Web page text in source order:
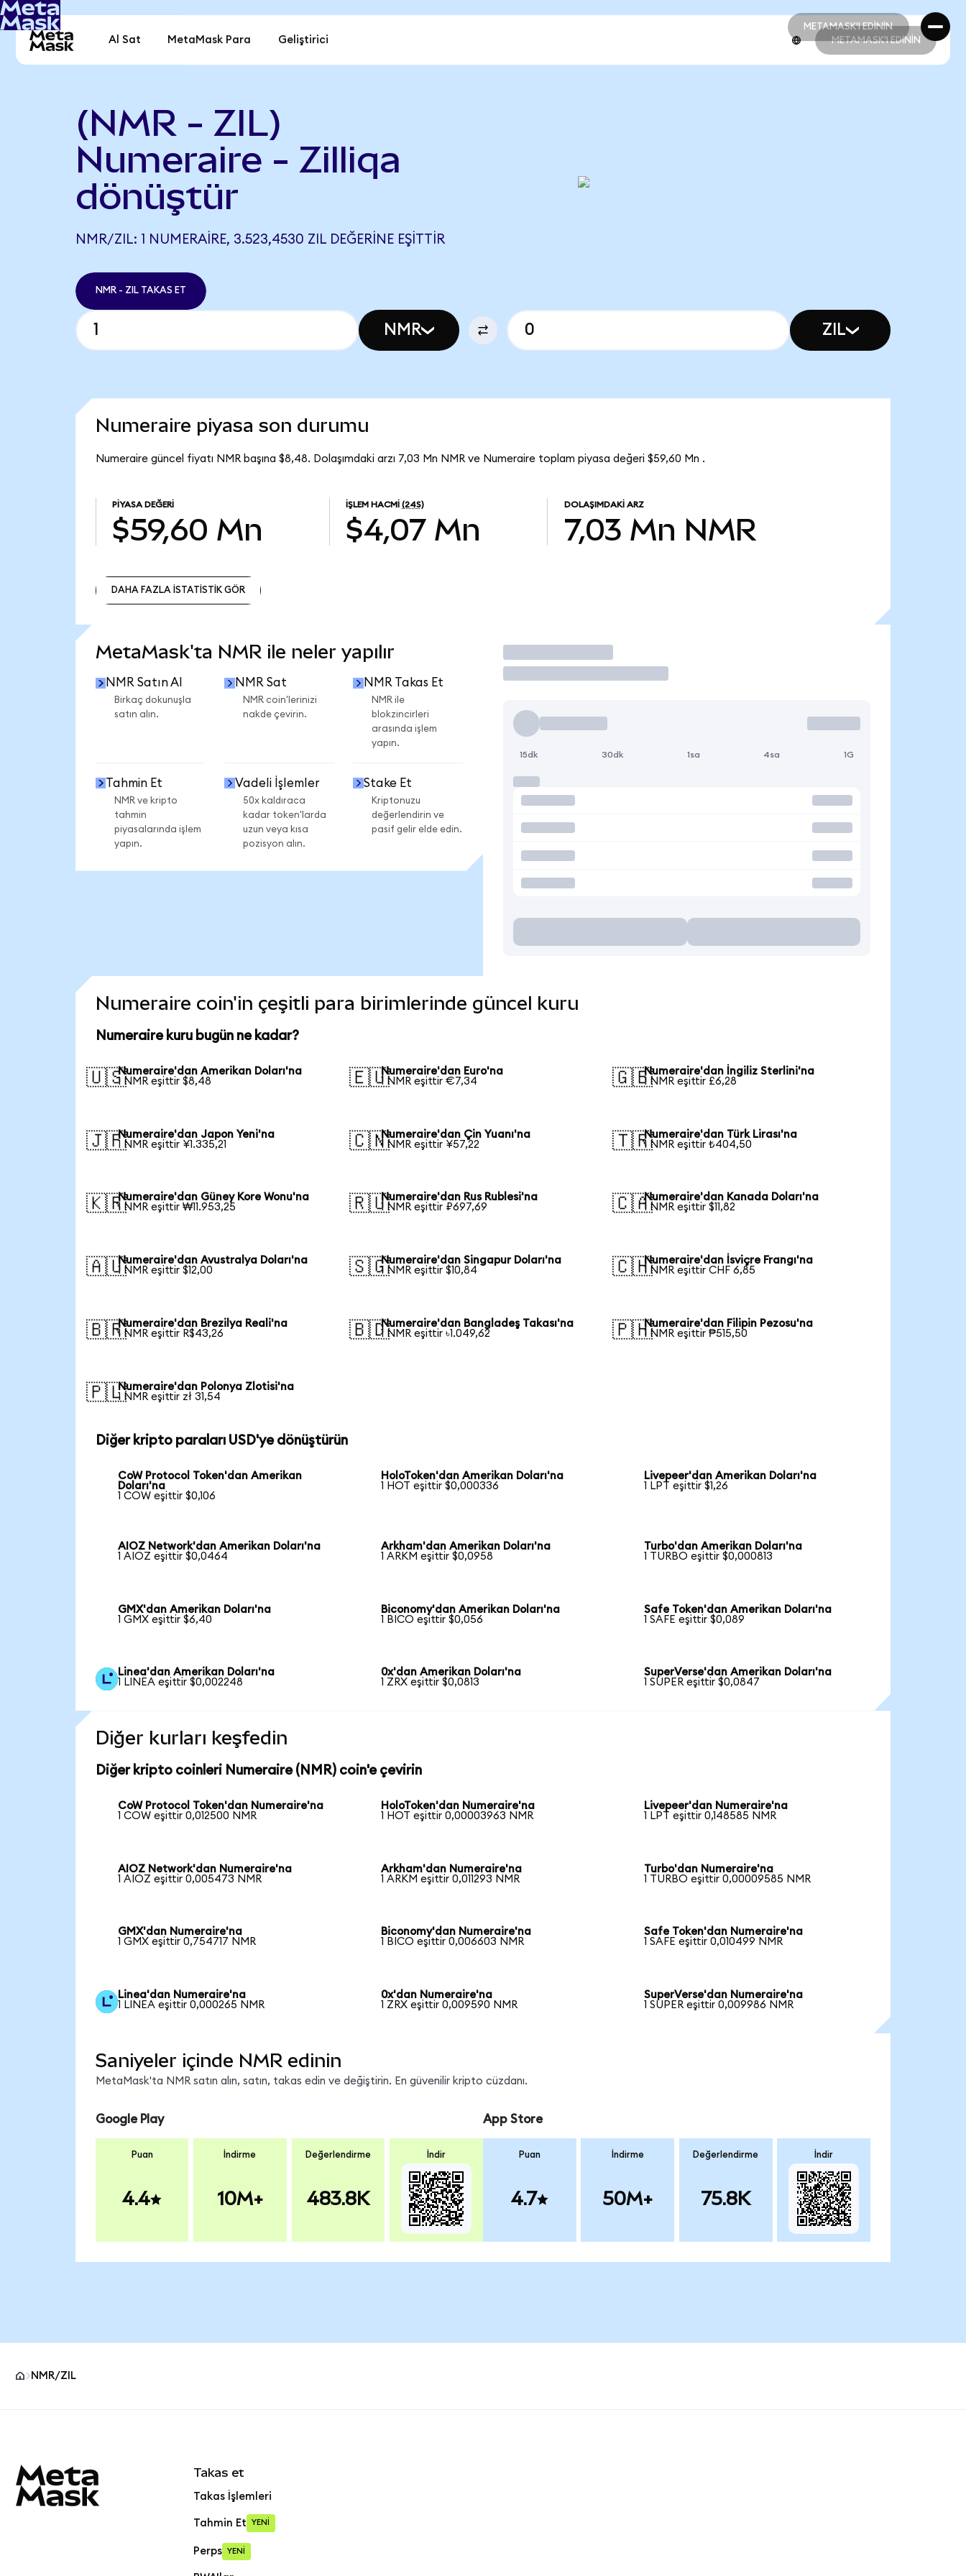
METAMASK'I EDİNİN
METAMASK'I EDİNİN
Al Sat MetaMask Para Geliştirici METAMASK'I EDİNİN
(NMR - ZIL)
Numeraire - Zilliqa
dönüştür
NMR/ZIL: 1 NUMERAIRE, 3.523,4530 ZIL DEĞERINE EŞITTIR
NMR - ZIL TAKAS ET
NMR ZIL
Numeraire piyasa son durumu
Numeraire güncel fiyatı NMR başına $8,48. Dolaşımdaki arzı 7,03 Mn NMR ve Numeraire toplam piyasa değeri $59,60 Mn .
PIYASA DEĞERI
$59,60 Mn
İŞLEM HACMI (24S)
$4,07 Mn
DOLAŞIMDAKI ARZ
7,03 Mn NMR
DAHA FAZLA İSTATİSTİK GÖR
MetaMask'ta NMR ile neler yapılır
NMR Satın Al
Birkaç dokunuşla
satın alın.
NMR Sat
NMR coin'lerinizi
nakde çevirin.
NMR Takas Et
NMR ile
blokzincirleri
arasında işlem
yapın.
Tahmin Et
NMR ve kripto
tahmin
piyasalarında işlem
yapın.
Vadeli İşlemler
50x kaldıraca
kadar token'larda
uzun veya kısa
pozisyon alın.
Stake Et
Kriptonuzu
değerlendirin ve
pasif gelir elde edin.
İşlem Yap
15dk 30dk 1sa 4sa 1G
Numeraire coin'in çeşitli para birimlerinde güncel kuru
Numeraire kuru bugün ne kadar?
🇺🇸Numeraire'dan Amerikan Doları'na
1 NMR eşittir $8,48
🇪🇺Numeraire'dan Euro'na
1 NMR eşittir €7,34
🇬🇧Numeraire'dan İngiliz Sterlini'na
1 NMR eşittir £6,28
🇯🇵Numeraire'dan Japon Yeni'na
1 NMR eşittir ¥1.335,21
🇨🇳Numeraire'dan Çin Yuanı'na
1 NMR eşittir ¥57,22
🇹🇷Numeraire'dan Türk Lirası'na
1 NMR eşittir ₺404,50
🇰🇷Numeraire'dan Güney Kore Wonu'na
1 NMR eşittir ₩11.953,25
🇷🇺Numeraire'dan Rus Rublesi'na
1 NMR eşittir ₽697,69
🇨🇦Numeraire'dan Kanada Doları'na
1 NMR eşittir $11,82
🇦🇺Numeraire'dan Avustralya Doları'na
1 NMR eşittir $12,00
🇸🇬Numeraire'dan Singapur Doları'na
1 NMR eşittir $10,84
🇨🇭Numeraire'dan İsviçre Frangı'na
1 NMR eşittir CHF 6,85
🇧🇷Numeraire'dan Brezilya Reali'na
1 NMR eşittir R$43,26
🇧🇩Numeraire'dan Bangladeş Takası'na
1 NMR eşittir ৳1.049,62
🇵🇭Numeraire'dan Filipin Pezosu'na
1 NMR eşittir ₱515,50
🇵🇱Numeraire'dan Polonya Zlotisi'na
1 NMR eşittir zł 31,54
Diğer kripto paraları USD'ye dönüştürün
CoW Protocol Token'dan Amerikan
Doları'na
1 COW eşittir $0,106
HoloToken'dan Amerikan Doları'na
1 HOT eşittir $0,000336
Livepeer'dan Amerikan Doları'na
1 LPT eşittir $1,26
AIOZ Network'dan Amerikan Doları'na
1 AIOZ eşittir $0,0464
Arkham'dan Amerikan Doları'na
1 ARKM eşittir $0,0958
Turbo'dan Amerikan Doları'na
1 TURBO eşittir $0,000813
GMX'dan Amerikan Doları'na
1 GMX eşittir $6,40
Biconomy'dan Amerikan Doları'na
1 BICO eşittir $0,056
Safe Token'dan Amerikan Doları'na
1 SAFE eşittir $0,089
Linea'dan Amerikan Doları'na
1 LINEA eşittir $0,002248
0x'dan Amerikan Doları'na
1 ZRX eşittir $0,0813
SuperVerse'dan Amerikan Doları'na
1 SUPER eşittir $0,0847
Diğer kurları keşfedin
Diğer kripto coinleri Numeraire (NMR) coin'e çevirin
CoW Protocol Token'dan Numeraire'na
1 COW eşittir 0,012500 NMR
HoloToken'dan Numeraire'na
1 HOT eşittir 0,00003963 NMR
Livepeer'dan Numeraire'na
1 LPT eşittir 0,148585 NMR
AIOZ Network'dan Numeraire'na
1 AIOZ eşittir 0,005473 NMR
Arkham'dan Numeraire'na
1 ARKM eşittir 0,011293 NMR
Turbo'dan Numeraire'na
1 TURBO eşittir 0,00009585 NMR
GMX'dan Numeraire'na
1 GMX eşittir 0,754717 NMR
Biconomy'dan Numeraire'na
1 BICO eşittir 0,006603 NMR
Safe Token'dan Numeraire'na
1 SAFE eşittir 0,010499 NMR
Linea'dan Numeraire'na
1 LINEA eşittir 0,000265 NMR
0x'dan Numeraire'na
1 ZRX eşittir 0,009590 NMR
SuperVerse'dan Numeraire'na
1 SUPER eşittir 0,009986 NMR
Saniyeler içinde NMR edinin
MetaMask'ta NMR satın alın, satın, takas edin ve değiştirin. En güvenilir kripto cüzdanı.
Google Play
Puan
4.4
İndirme
10M+
Değerlendirme
483.8K
İndir
App Store
Puan
4.7
İndirme
50M+
Değerlendirme
75.8K
İndir
NMR/ZIL
Takas et
Takas İşlemleri
Tahmin Et YENİ
Perps YENİ